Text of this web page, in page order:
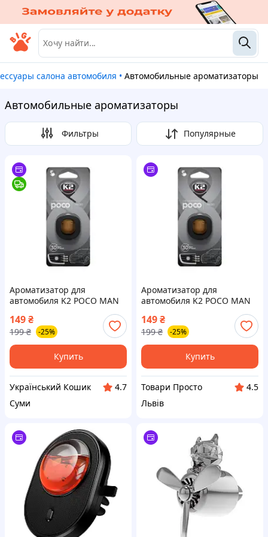
салона автомобиля • Автомобильные ароматизаторы
Автомобильные ароматизаторы
Фильтры Популярные
Ароматизатор для
автомобиля K2 POCO MAN
149₴
199 ₴ -25%
Купить
Український Кошик
4.7
Суми
Ароматизатор для
автомобиля K2 POCO MAN
149₴
199 ₴ -25%
Купить
Товари Просто
4.5
Львів